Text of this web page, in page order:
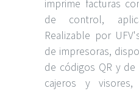
imprime facturas
de control,
Realizable por
de impresoras,
de códigos QR y
cajeros y